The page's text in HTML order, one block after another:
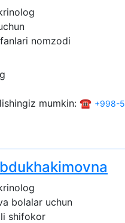
nomzodi
mumkin: ☎️ +998-
bolalar uchun
shifokor